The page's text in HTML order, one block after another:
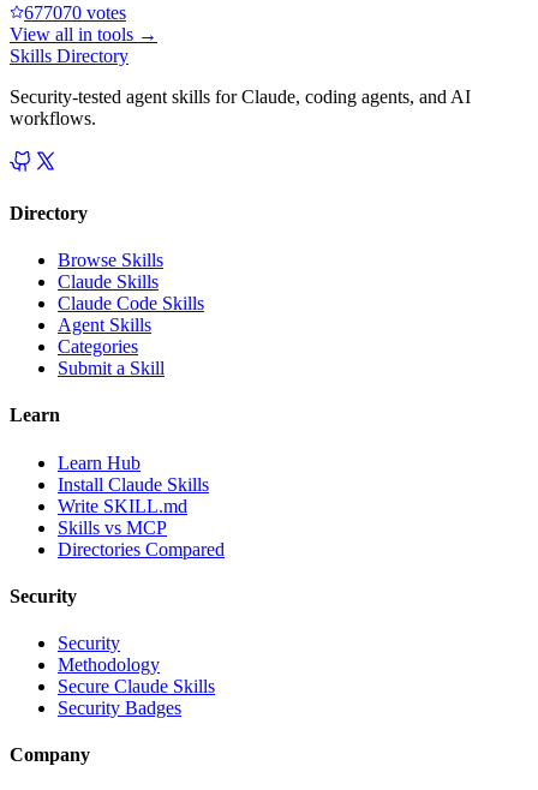
677070 votes
View all in tools →
Skills Directory
Security-tested agent skills for Claude, coding agents, and AI
workflows.
Directory
Browse Skills
Claude Skills
Claude Code Skills
Agent Skills
Categories
Submit a Skill
Learn
Learn Hub
Install Claude Skills
Write SKILL.md
Skills vs MCP
Directories Compared
Security
Security
Methodology
Secure Claude Skills
Security Badges
Company